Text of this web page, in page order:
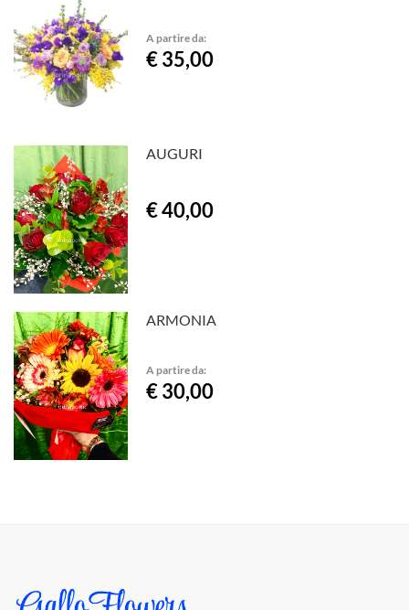
A partire da:
€ 35,00
AUGURI
€ 40,00
ARMONIA
A partire da:
€ 30,00